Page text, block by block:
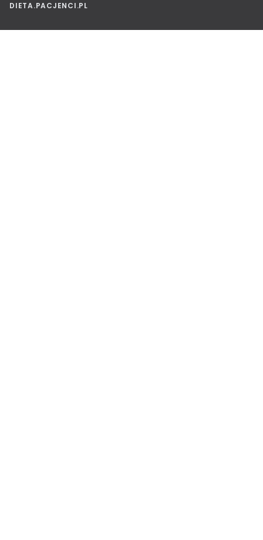
DIETA.PACJENCI.PL